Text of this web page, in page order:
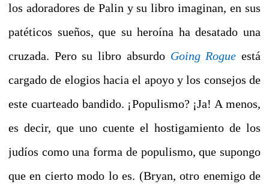
los adoradores de Palin y su libro imaginan, en sus
patéticos sueños, que su heroína ha desatado una
cruzada. Pero su libro absurdo Going Rogue está
cargado de elogios hacia el apoyo y los consejos de
este cuarteado bandido. ¡Populismo? ¡Ja! A menos,
es decir, que uno cuente el hostigamiento de los
judíos como una forma de populismo, que supongo
que en cierto modo lo es. (Bryan, otro enemigo de